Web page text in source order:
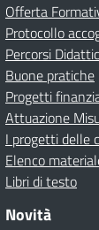
Offerta
Protocollo
Percorsi
Buone pratiche
Progetti
Attuazione
I progetti delle
Elenco
Libri di testo
Novità